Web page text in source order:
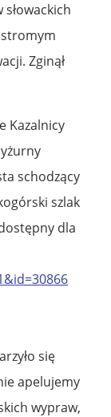
Zginął
Kazalnicy
schodzący
szlak
dla
się
apelujemy
wypraw,